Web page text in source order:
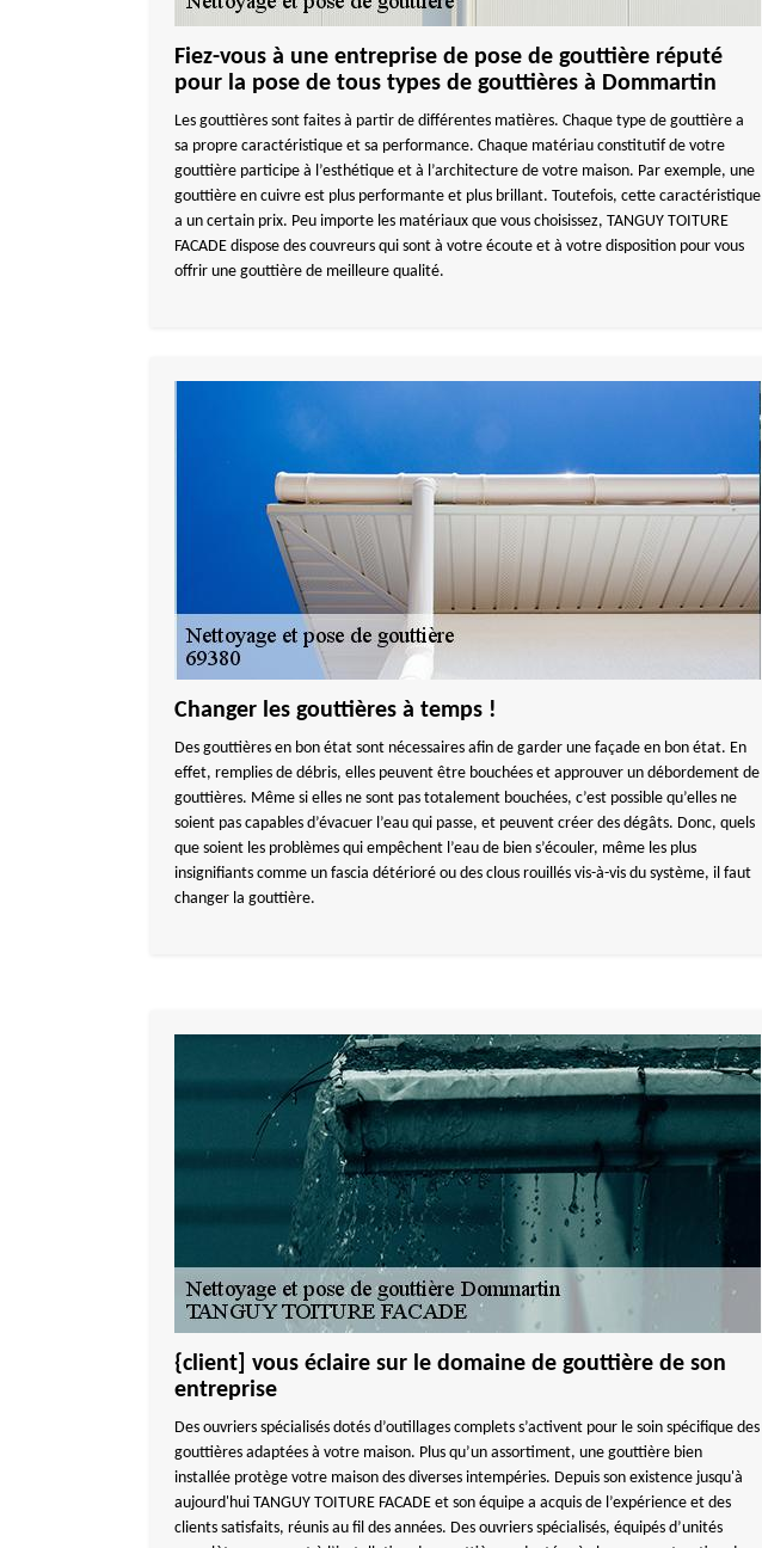
Fiez-vous à une entreprise de pose de gouttière réputé
pour la pose de tous types de gouttières à Dommartin
Les gouttières sont faites à partir de différentes matières. Chaque type de gouttière a
sa propre caractéristique et sa performance. Chaque matériau constitutif de votre
gouttière participe à l’esthétique et à l’architecture de votre maison. Par exemple, une
gouttière en cuivre est plus performante et plus brillant. Toutefois, cette caractéristique
a un certain prix. Peu importe les matériaux que vous choisissez, TANGUY TOITURE
FACADE dispose des couvreurs qui sont à votre écoute et à votre disposition pour vous
offrir une gouttière de meilleure qualité.
Changer les gouttières à temps !
Des gouttières en bon état sont nécessaires afin de garder une façade en bon état. En
effet, remplies de débris, elles peuvent être bouchées et approuver un débordement de
gouttières. Même si elles ne sont pas totalement bouchées, c’est possible qu’elles ne
soient pas capables d’évacuer l’eau qui passe, et peuvent créer des dégâts. Donc, quels
que soient les problèmes qui empêchent l’eau de bien s’écouler, même les plus
insignifiants comme un fascia détérioré ou des clous rouillés vis-à-vis du système, il faut
changer la gouttière.
{client] vous éclaire sur le domaine de gouttière de son
entreprise
Des ouvriers spécialisés dotés d’outillages complets s’activent pour le soin spécifique des
gouttières adaptées à votre maison. Plus qu’un assortiment, une gouttière bien
installée protège votre maison des diverses intempéries. Depuis son existence jusqu'à
aujourd'hui TANGUY TOITURE FACADE et son équipe a acquis de l’expérience et des
clients satisfaits, réunis au fil des années. Des ouvriers spécialisés, équipés d’unités